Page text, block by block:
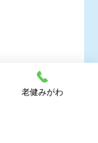
老健みがわ